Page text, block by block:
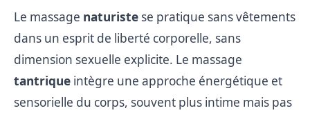
Le massage naturiste se pratique sans vêtements
dans un esprit de liberté corporelle, sans
dimension sexuelle explicite. Le massage
tantrique intègre une approche énergétique et
sensorielle du corps, souvent plus intime mais pas